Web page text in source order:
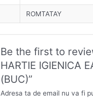
ROMTATAY
Be the first to
HARTIE IGIENICA
(BUC)”
Adresa ta de email nu va fi